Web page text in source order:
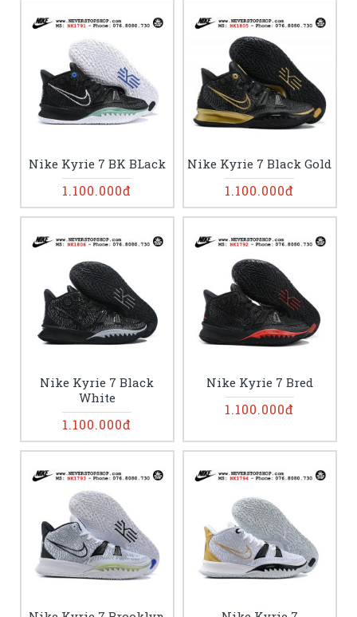
Nike Kyrie 7 BK BLack
1.100.000đ
Nike Kyrie 7 Black Gold
1.100.000đ
Nike Kyrie 7 Black
White
1.100.000đ
Nike Kyrie 7 Bred
1.100.000đ